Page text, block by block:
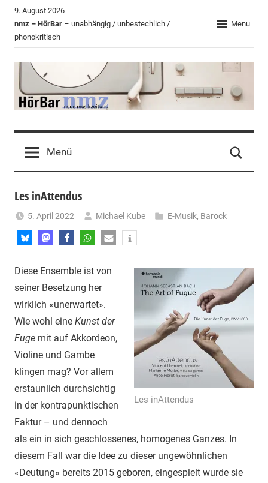
Zum
Inhalt
springen
9. August 2026
nmz – HörBar – unabhängig / unbestechlich /
phonokritisch
Menu
HörBar
der
nmz
Menü
Les inAttendus
5. April 2022 Michael Kube E-Musik, Barock
Les inAttendus
Diese Ensemble ist von
seiner Besetzung her
wirklich «unerwartet».
Wie wohl eine Kunst der
Fuge mit auf Akkordeon,
Violine und Gambe
klingen mag? Vor allem
erstaunlich durchsichtig
in der kontrapunktischen
Faktur – und dennoch
als ein in sich geschlossenes, homogenes Ganzes. In
diesem Fall war die Idee zu dieser ungewöhnlichen
«Deutung» bereits 2015 geboren, eingespielt wurde sie